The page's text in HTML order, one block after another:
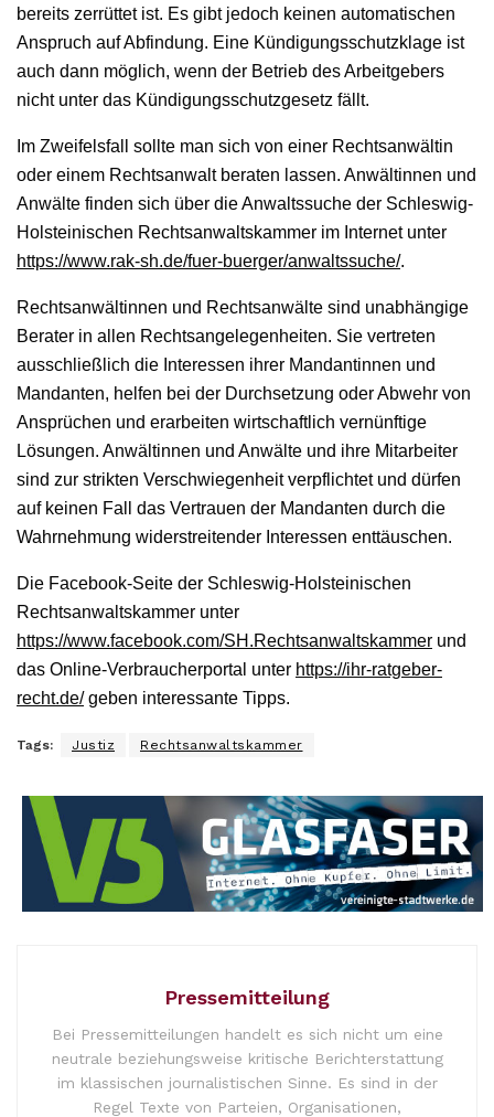
bereits zerrüttet ist. Es gibt jedoch keinen automatischen
Anspruch auf Abfindung. Eine Kündigungsschutzklage ist
auch dann möglich, wenn der Betrieb des Arbeitgebers
nicht unter das Kündigungsschutzgesetz fällt.
Im Zweifelsfall sollte man sich von einer Rechtsanwältin
oder einem Rechtsanwalt beraten lassen. Anwältinnen und
Anwälte finden sich über die Anwaltssuche der Schleswig-
Holsteinischen Rechtsanwaltskammer im Internet unter
https://www.rak-sh.de/fuer-buerger/anwaltssuche/.
Rechtsanwältinnen und Rechtsanwälte sind unabhängige
Berater in allen Rechtsangelegenheiten. Sie vertreten
ausschließlich die Interessen ihrer Mandantinnen und
Mandanten, helfen bei der Durchsetzung oder Abwehr von
Ansprüchen und erarbeiten wirtschaftlich vernünftige
Lösungen. Anwältinnen und Anwälte und ihre Mitarbeiter
sind zur strikten Verschwiegenheit verpflichtet und dürfen
auf keinen Fall das Vertrauen der Mandanten durch die
Wahrnehmung widerstreitender Interessen enttäuschen.
Die Facebook-Seite der Schleswig-Holsteinischen
Rechtsanwaltskammer unter
https://www.facebook.com/SH.Rechtsanwaltskammer und
das Online-Verbraucherportal unter https://ihr-ratgeber-
recht.de/geben interessante Tipps.
Tags: Justiz Rechtsanwaltskammer
Pressemitteilung
Bei Pressemitteilungen handelt es sich nicht um eine
neutrale beziehungsweise kritische Berichterstattung
im klassischen journalistischen Sinne. Es sind in der
Regel Texte von Parteien, Organisationen,